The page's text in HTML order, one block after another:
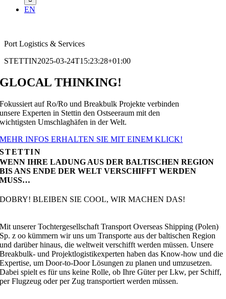
EN
Port Logistics & Services
STETTIN2025-03-24T15:23:28+01:00
GLOCALTHINKING!
Fokussiert auf Ro/Ro und Breakbulk Projekte verbinden
unsere Experten in Stettin den Ostseeraum mit den
wichtigsten Umschlaghäfen in der Welt.
MEHR INFOS ERHALTEN SIE MIT EINEM KLICK!
STETTIN
WENN IHRE LADUNG AUS DER BALTISCHEN REGION
BIS ANS ENDE DER WELT VERSCHIFFT WERDEN
MUSS…
DOBRY! BLEIBEN SIE COOL, WIR MACHEN DAS!
Mit unserer Tochtergesellschaft Transport Overseas Shipping (Polen)
Sp. z oo kümmern wir uns um Transporte aus der baltischen Region
und darüber hinaus, die weltweit verschifft werden müssen. Unsere
Breakbulk- und Projektlogistikexperten haben das Know-how und die
Expertise, um Door-to-Door Lösungen zu planen und umzusetzen.
Dabei spielt es für uns keine Rolle, ob Ihre Güter per Lkw, per Schiff,
per Flugzeug oder per Zug transportiert werden müssen.